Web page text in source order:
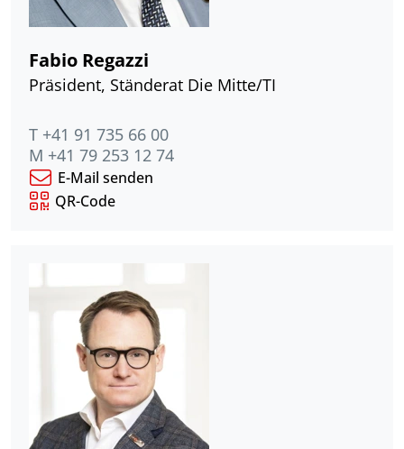
Fabio Regazzi
Präsident, Ständerat Die Mitte/TI
T +41 91 735 66 00
M +41 79 253 12 74
E-Mail senden
QR-Code